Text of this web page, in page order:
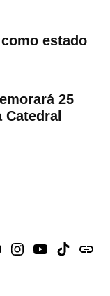
estado
25
Instagram
YoutubeTiktokissuu